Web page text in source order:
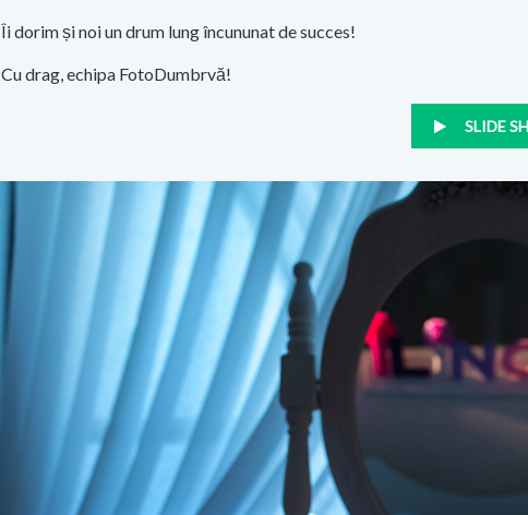
Îi dorim și noi un drum lung încununat de succes!
Cu drag, echipa FotoDumbrvă!
SLIDE